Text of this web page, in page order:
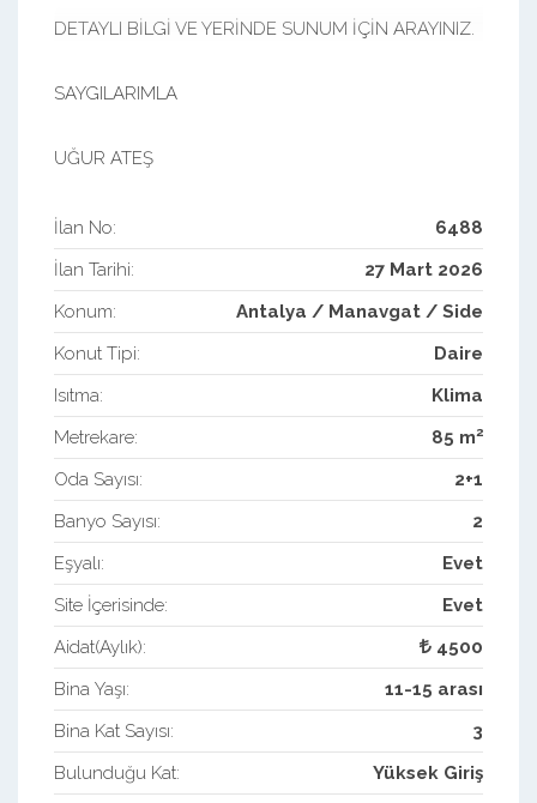
DETAYLI BİLGİ VE YERİNDE SUNUM İÇİN ARAYINIZ.
SAYGILARIMLA
UĞUR ATEŞ
İlan No:
6488
İlan Tarihi:
27 Mart 2026
Konum:
Antalya / Manavgat / Side
Konut Tipi:
Daire
Isıtma:
Klima
Metrekare:
85 m2
Oda Sayısı:
2+1
Banyo Sayısı:
2
Eşyalı:
Evet
Site İçerisinde:
Evet
Aidat(Aylık):
4500
Bina Yaşı:
11-15 arası
Bina Kat Sayısı:
3
Bulunduğu Kat:
Yüksek Giriş